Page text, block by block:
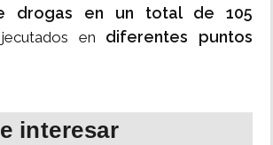
drogas en un total de 105
en diferentes puntos
interesar